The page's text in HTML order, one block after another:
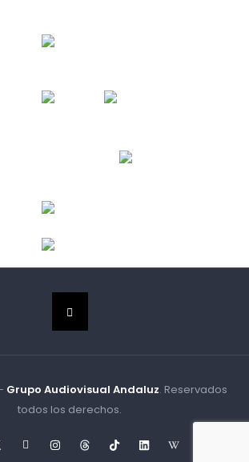
Grupo Audiovisual Andaluz. Reservados
todos los derechos.